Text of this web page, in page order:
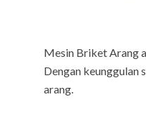
Mesin Briket Arang
Dengan keunggulan
arang.